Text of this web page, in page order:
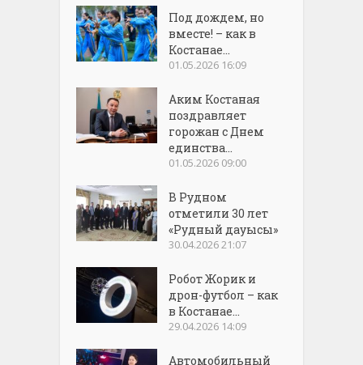
Под дождем, но
вместе! – как в
Костанае...
01.05.2026 16:09
Аким Костаная
поздравляет
горожан с Днем
единства...
01.05.2026 09:00
В Рудном
отметили 30 лет
«Рудный дауысы»
30.04.2026 21:07
Робот Жорик и
дрон-футбол – как
в Костанае...
29.04.2026 14:09
Автомобильный